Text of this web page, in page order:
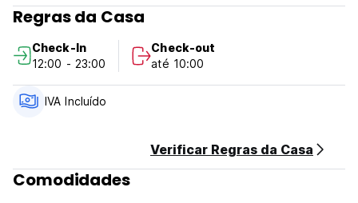
restaurantes! Com uma ampla sala de jantar, sala de jogos
com mesa de pingue-pongue, zona de chill out e um
como quartos espaçosos e confortáveis ​​com armários
privativos. Nossas 24 camas nos permitem atender nossos
hóspedes como se fossem amigos vindo nos visitar, e fazer
com que o albergue se sinta em casa. (Auto-translated from
Regras da Casa
Check-In
12:00 - 23:00
Check-out
até 10:00
IVA Incluído
Verificar Regras da Casa
Comodidades